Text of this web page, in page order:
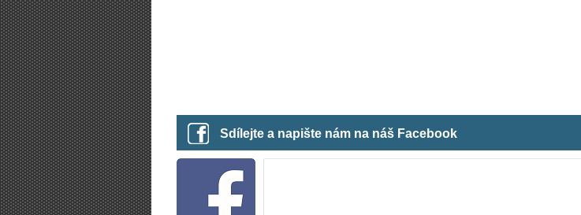
Sdílejte a napište nám na náš Facebook